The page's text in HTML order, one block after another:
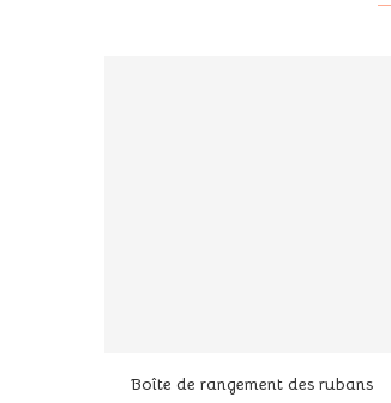
Boîte de rangement des rubans